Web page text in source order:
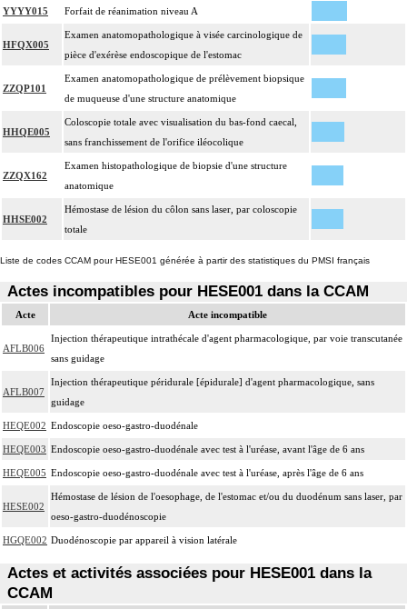
YYYY015 Forfait de réanimation niveau A
HFQX005
Examen anatomopathologique à visée carcinologique de
pièce d'exérèse endoscopique de l'estomac
ZZQP101
Examen anatomopathologique de prélèvement biopsique
de muqueuse d'une structure anatomique
HHQE005
Coloscopie totale avec visualisation du bas-fond caecal,
sans franchissement de l'orifice iléocolique
ZZQX162
Examen histopathologique de biopsie d'une structure
anatomique
HHSE002
Hémostase de lésion du côlon sans laser, par coloscopie
totale
Liste de codes CCAM pour HESE001 générée à partir des statistiques du PMSI français
Actes incompatibles pour HESE001 dans la CCAM
Acte Acte incompatible
AFLB006
Injection thérapeutique intrathécale d'agent pharmacologique, par voie transcutanée
sans guidage
AFLB007
Injection thérapeutique péridurale [épidurale] d'agent pharmacologique, sans
guidage
HEQE002 Endoscopie oeso-gastro-duodénale
HEQE003 Endoscopie oeso-gastro-duodénale avec test à l'uréase, avant l'âge de 6 ans
HEQE005 Endoscopie oeso-gastro-duodénale avec test à l'uréase, après l'âge de 6 ans
HESE002
Hémostase de lésion de l'oesophage, de l'estomac et/ou du duodénum sans laser, par
oeso-gastro-duodénoscopie
HGQE002 Duodénoscopie par appareil à vision latérale
Actes et activités associées pour HESE001 dans la
CCAM